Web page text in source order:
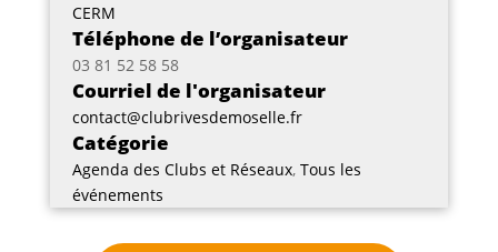
CERM
Téléphone de l’organisateur
03 81 52 58 58
Courriel de l'organisateur
contact@clubrivesdemoselle.fr
Catégorie
Agenda des Clubs et Réseaux, Tous les
événements